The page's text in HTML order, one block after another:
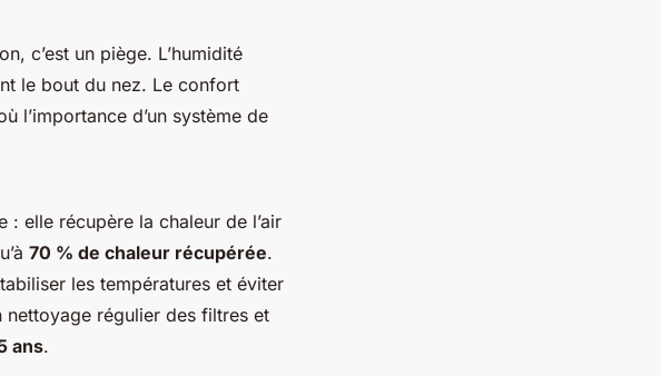
c’est un piège. L’humidité
le bout du nez. Le confort
l’importance d’un système de
: elle récupère la chaleur de l’air
70 % de chaleur récupérée.
les températures et éviter
nettoyage régulier des filtres et
ans.